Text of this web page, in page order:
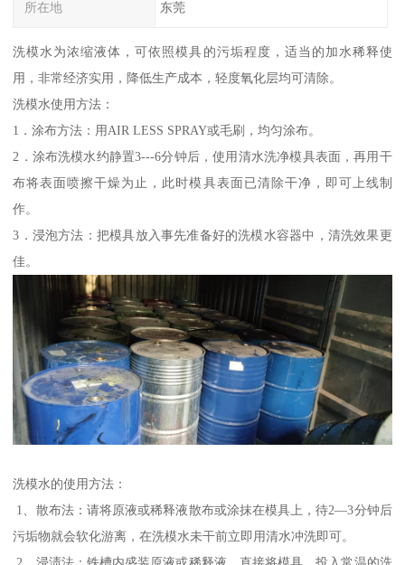
所在地 东莞
洗模水为浓缩液体，可依照模具的污垢程度，适当的加水稀释使
用，非常经济实用，降低生产成本，轻度氧化层均可清除。
洗模水使用方法：
1．涂布方法：用AIR LESS SPRAY或毛刷，均匀涂布。
2．涂布洗模水约静置3---6分钟后，使用清水洗净模具表面，再用干
布将表面喷擦干燥为止，此时模具表面已清除干净，即可上线制
作。
3．浸泡方法：把模具放入事先准备好的洗模水容器中，清洗效果更
佳。
洗模水的使用方法：
1、散布法：请将原液或稀释液散布或涂抹在模具上，待2—3分钟后
污垢物就会软化游离，在洗模水未干前立即用清水冲洗即可。